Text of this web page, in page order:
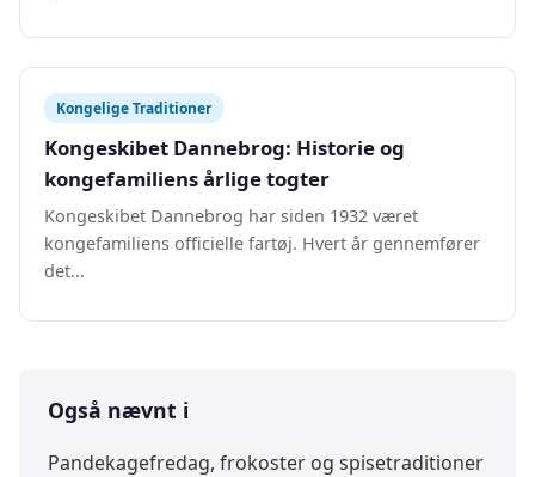
Kongelige Traditioner
Kongeskibet Dannebrog: Historie og
kongefamiliens årlige togter
Kongeskibet Dannebrog har siden 1932 været
kongefamiliens officielle fartøj. Hvert år gennemfører
det...
Også nævnt i
Pandekagefredag, frokoster og spisetraditioner